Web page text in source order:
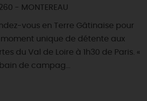
- MONTEREAU
vous en Terre Gâtinaise pour
moment unique de détente aux
du Val de Loire à 1h30 de Paris. «
bain de campag...